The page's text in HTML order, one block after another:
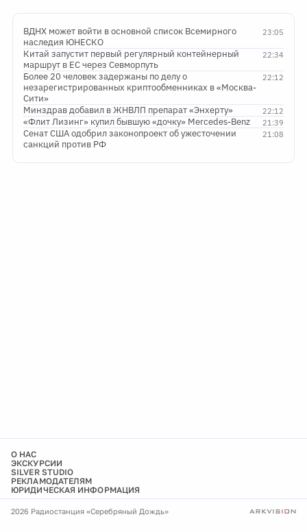
23:05
ВДНХ может войти в основной список Всемирного
наследия ЮНЕСКО
22:34
Китай запустит первый регулярный контейнерный
маршрут в ЕС через Севморпуть
22:12
Более 20 человек задержаны по делу о
незарегистрированных криптообменниках в «Москва-
Сити»
22:12
Минздрав добавил в ЖНВЛП препарат «Энхерту»
21:39
«Флит Лизинг» купил бывшую «дочку» Mercedes-Benz
21:08
Сенат США одобрил законопроект об ужесточении
санкций против РФ
О НАС
ЭКСКУРСИИ
SILVER STUDIO
РЕКЛАМОДАТЕЛЯМ
ЮРИДИЧЕСКАЯ ИНФОРМАЦИЯ
2026 Радиостанция «Серебряный Дождь»